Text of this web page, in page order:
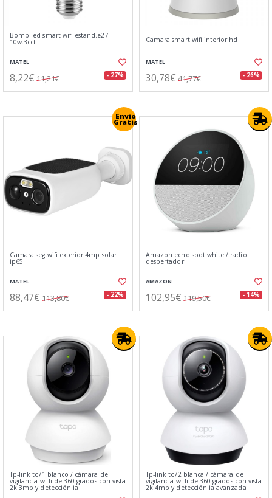
Bomb.led smart wifi estand.e27
10w.3cct
MATEL
8,22€ 11,21€ - 27%
Camara smart wifi interior hd
MATEL
30,78€ 41,77€ - 26%
Envío
Gratis
Camara seg.wifi exterior 4mp solar
ip65
MATEL
88,47€ 113,80€ - 22%
Amazon echo spot white / radio
despertador
AMAZON
102,95€ 119,50€ - 14%
Tp-link tc71 blanco / cámara de
vigilancia wi-fi de 360 grados con vista
2k 3mp y detección ia
Tp-link tc72 blanca / cámara de
vigilancia wi-fi de 360 grados con vista
2k 4mp y detección ia avanzada